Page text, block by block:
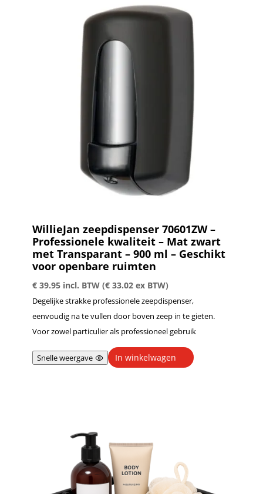
WillieJan zeepdispenser 70601ZW –
Professionele kwaliteit – Mat zwart
met Transparant – 900 ml – Geschikt
voor openbare ruimten
€39.95 incl. BTW (€33.02ex BTW)
Degelijke strakke professionele zeepdispenser,
eenvoudig na te vullen door boven zeep in te gieten.
Voor zowel particulier als professioneel gebruik
Snelle weergave In winkelwagen